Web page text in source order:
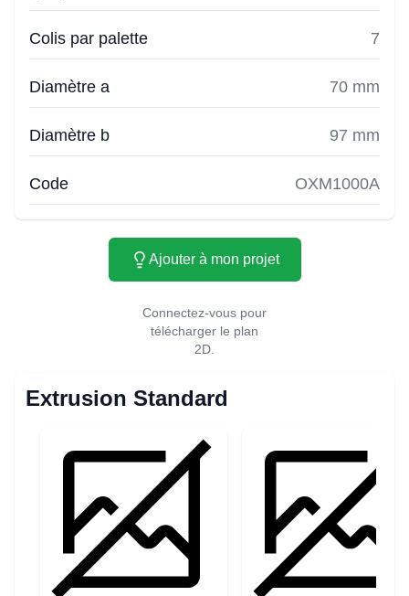
Colis par palette 7
Diamètre a 70 mm
Diamètre b 97 mm
Code OXM1000A
Ajouter à mon projet
Connectez-vous pour
télécharger le plan
2D.
Extrusion Standard